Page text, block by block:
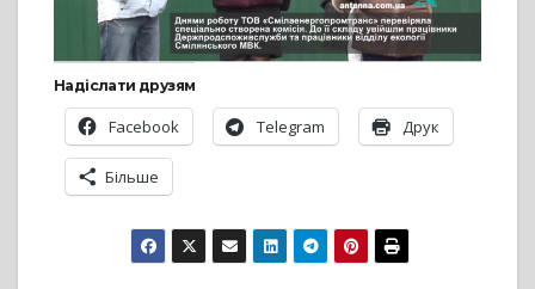
Надіслати друзям
Facebook Telegram Друк
Більше